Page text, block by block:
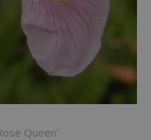
Queen'